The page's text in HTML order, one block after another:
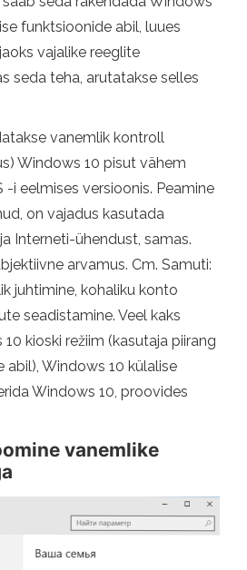
funktsioonide abil, luues
vajalike reeglite
seda teha, arutatakse selles
vanemlik kontroll
Windows 10 pisut vähem
-i eelmises versioonis. Peamine
on vajadus kasutada
Interneti-ühendust, samas.
arvamus. Cm. Samuti:
juhtimine, kohaliku konto
seadistamine. Veel kaks
kioski režiim (kasutaja piirang
abil), Windows 10 külalise
Windows 10, proovides
vanemlike